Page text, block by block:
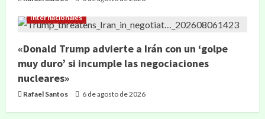
Internacionales
«Donald Trump advierte a Irán con un ‘golpe
muy duro’ si incumple las negociaciones
nucleares»
Rafael Santos 6 de agosto de 2026